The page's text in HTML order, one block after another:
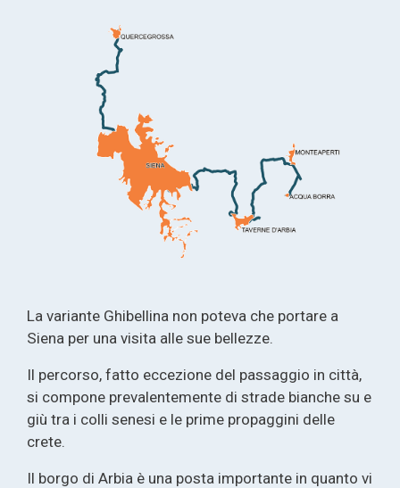
La variante Ghibellina non poteva che portare a
Siena per una visita alle sue bellezze.
Il percorso, fatto eccezione del passaggio in città,
si compone prevalentemente di strade bianche su e
giù tra i colli senesi e le prime propaggini delle
crete.
Il borgo di Arbia è una posta importante in quanto vi